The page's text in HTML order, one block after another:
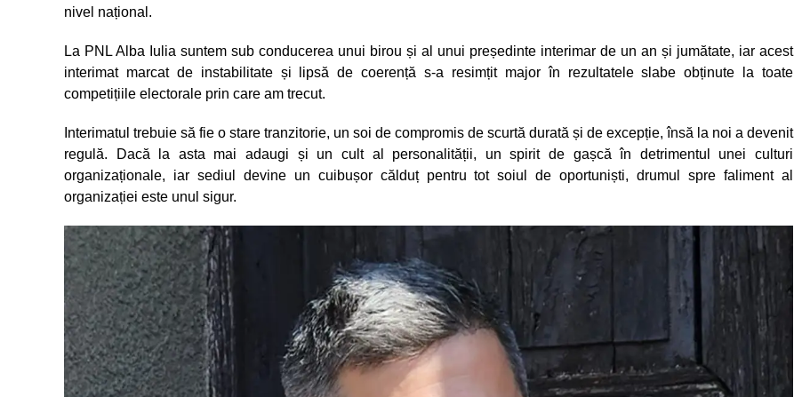
nivel național.
La PNL Alba Iulia suntem sub conducerea unui birou și al unui președinte interimar de un an și jumătate, iar acest
interimat marcat de instabilitate și lipsă de coerență s-a resimțit major în rezultatele slabe obținute la toate
competițiile electorale prin care am trecut.
Interimatul trebuie să fie o stare tranzitorie, un soi de compromis de scurtă durată și de excepție, însă la noi a devenit
regulă. Dacă la asta mai adaugi și un cult al personalității, un spirit de gașcă în detrimentul unei culturi
organizaționale, iar sediul devine un cuibușor călduț pentru tot soiul de oportuniști, drumul spre faliment al
organizației este unul sigur.